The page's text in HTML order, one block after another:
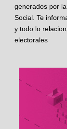
generados por
Social. Te
y todo lo
electorales